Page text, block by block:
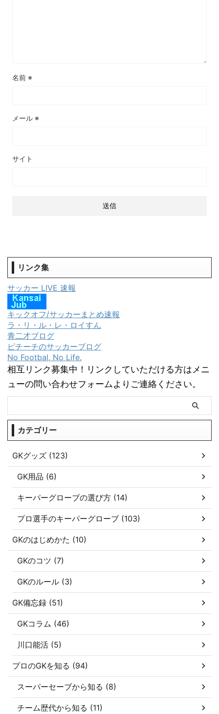
名前 ※
メール ※
サイト
リンク集
サッカー LIVE 速報
キックオフ/サッカーまとめ速報
ラ・リ・ル・レ・ロイすん
青二才ブログ
ピチーチのサッカーブログ
No Footbal, No Life.
相互リンク募集中！リンクしていただける方はメニ
ューの問い合わせフォームよりご連絡ください。
カテゴリー
GKグッズ (123)
GK用品 (6)
キーパーグローブの選び方 (14)
プロ選手のキーパーグローブ (103)
GKのはじめかた (10)
GKのコツ (7)
GKのルール (3)
GK備忘録 (51)
GKコラム (46)
川口能活 (5)
プロのGKを知る (94)
スーパーセーブから知る (8)
チーム歴代から知る (11)